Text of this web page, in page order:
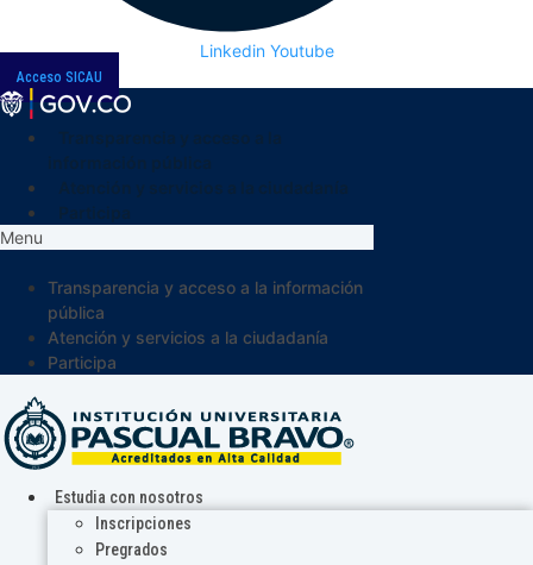
Linkedin Youtube
Acceso SICAU
Menu
Transparencia y acceso a la información
pública
Atención y servicios a la ciudadanía
Participa
Estudia con nosotros
Inscripciones
Pregrados